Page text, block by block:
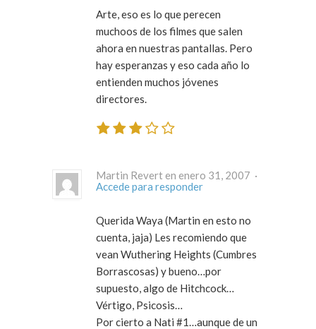
Arte, eso es lo que perecen
muchoos de los filmes que salen
ahora en nuestras pantallas. Pero
hay esperanzas y eso cada año lo
entienden muchos jóvenes
directores.
Martin Revert en enero 31, 2007 ·
Accede para responder
Querida Waya (Martin en esto no
cuenta, jaja) Les recomiendo que
vean Wuthering Heights (Cumbres
Borrascosas) y bueno…por
supuesto, algo de Hitchcock…
Vértigo, Psicosis…
Por cierto a Nati #1…aunque de un